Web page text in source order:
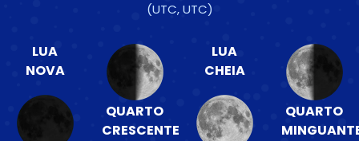
(UTC, UTC)
LUA
NOVA
QUARTO
CRESCENTE
LUA
CHEIA
QUARTO